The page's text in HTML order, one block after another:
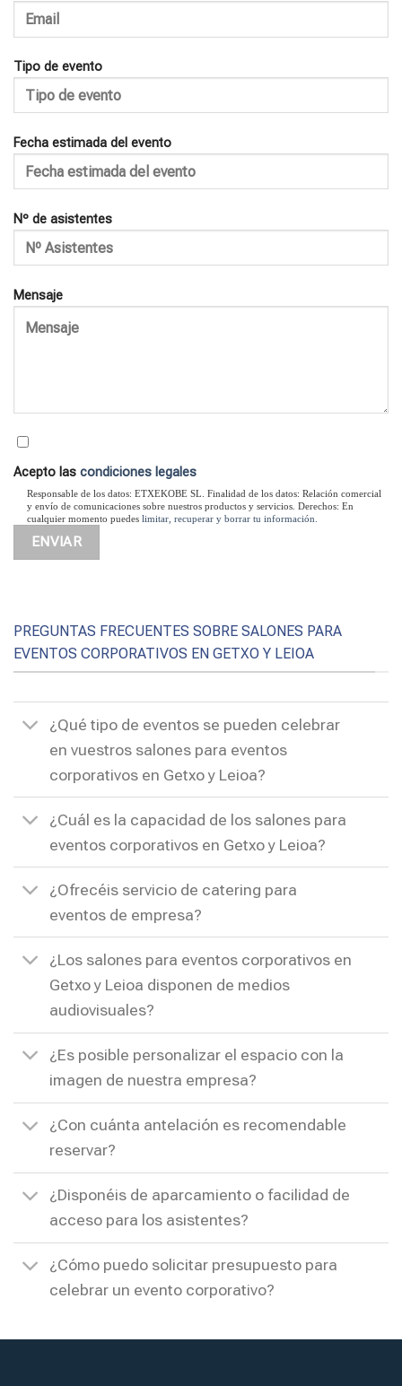
Tipo de evento
Fecha estimada del evento
Nº de asistentes
Mensaje
Acepto las condiciones legales
Responsable de los datos: ETXEKOBE SL. Finalidad de los datos: Relación comercial
y envío de comunicaciones sobre nuestros productos y servicios. Derechos: En
cualquier momento puedes limitar, recuperar y borrar tu información.
PREGUNTAS FRECUENTES SOBRE SALONES PARA
EVENTOS CORPORATIVOS EN GETXO Y LEIOA
¿Qué tipo de eventos se pueden celebrar
en vuestros salones para eventos
corporativos en Getxo y Leioa?
¿Cuál es la capacidad de los salones para
eventos corporativos en Getxo y Leioa?
¿Ofrecéis servicio de catering para
eventos de empresa?
¿Los salones para eventos corporativos en
Getxo y Leioa disponen de medios
audiovisuales?
¿Es posible personalizar el espacio con la
imagen de nuestra empresa?
¿Con cuánta antelación es recomendable
reservar?
¿Disponéis de aparcamiento o facilidad de
acceso para los asistentes?
¿Cómo puedo solicitar presupuesto para
celebrar un evento corporativo?